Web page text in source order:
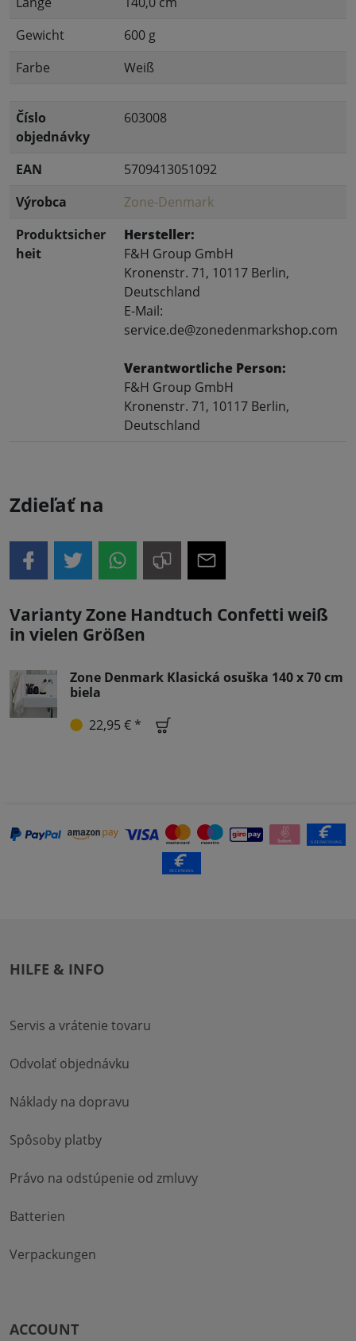
Gewicht
600 g
Farbe
Weiß
Číslo
objednávky
603008
EAN
5709413051092
Výrobca
Zone-Denmark
Produktsicher
heit
Hersteller:
F&H Group GmbH
Kronenstr. 71, 10117 Berlin,
Deutschland
E-Mail:
service.de@zonedenmarkshop.com
Verantwortliche Person:
F&H Group GmbH
Kronenstr. 71, 10117 Berlin,
Deutschland
Zdieľať na
Varianty Zone Handtuch Confetti weiß
in vielen Größen
Zone Denmark Klasická osuška 140 x 70 cm
biela
22,95 € *
HILFE & INFO
Servis a vrátenie tovaru
Odvolať objednávku
Náklady na dopravu
Spôsoby platby
Právo na odstúpenie od zmluvy
Batterien
Verpackungen
ACCOUNT